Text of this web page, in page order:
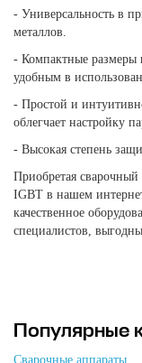
- Универсальность в
металлов.
- Компактные размеры
удобным в
- Простой и
облегчает настройку
- Высокая степень
Приобретая
IGBT в нашем
качественное
специалистов,
Популярные
Сварочные аппараты